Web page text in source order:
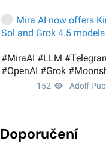
Doporučení